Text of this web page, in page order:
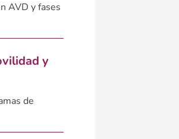
AVD y fases
y
de